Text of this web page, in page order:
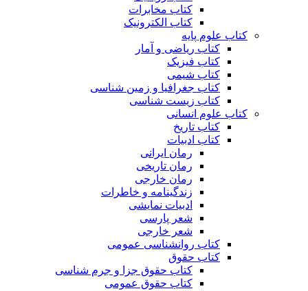
کتاب مخابرات
کتاب الکترونیک
کتاب علوم پایه
کتاب ریاضی و آمار
کتاب فیزیک
کتاب شیمی
کتاب جغرافیا و زمین شناسی
کتاب زیست شناسی
کتاب علوم انسانی
کتاب تاریخ
کتاب ادبیات
رمان ایرانی
رمان تاریخی
رمان خارجی
زندگینامه و خاطرات
ادبیات نمایشی
شعر پارسی
شعر خارجی
کتاب روانشناسی عمومی
کتاب حقوق
کتاب حقوق جزا و جرم شناسی
کتاب حقوق عمومی